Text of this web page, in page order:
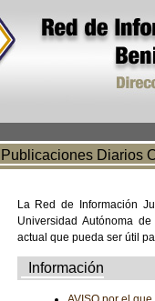
Publicaciones Diarios
La Red de Información
Universidad Autónoma
actual que pueda ser útil
Información